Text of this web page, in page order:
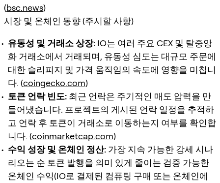
(bsc.news)
시장 및 온체인 동향 (주시할 사항)
유동성 및 거래소 상장: IO는 여러 주요 CEX 및 탈중앙
화 거래소에서 거래되며, 유동성 심도는 대규모 주문에
대한 슬리피지 및 가격 움직임의 속도에 영향을 미칩니
다. (coingecko.com)
토큰 언락 빈도: 최근 언락은 주기적인 매도 압력을 만
들어냈습니다. 프로젝트의 게시된 언락 일정을 추적하
고 언락 후 토큰이 거래소로 이동하는지 여부를 확인합
니다. (coinmarketcap.com)
수익 성장 및 온체인 정산: 가장 지속 가능한 강세 시나
리오는 순 토큰 발행을 의미 있게 줄이는 검증 가능한
온체인 수익(IO로 결제된 컴퓨팅 구매 또는 온체인에